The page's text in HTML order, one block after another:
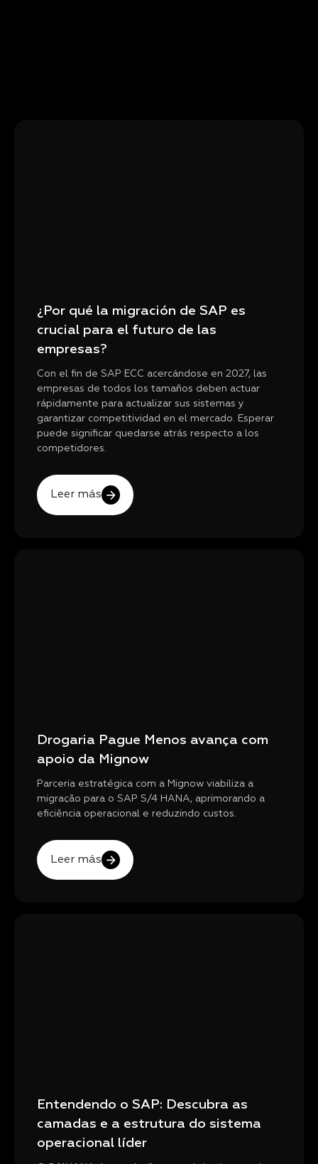
¿Por qué la migración de SAP es
crucial para el futuro de las
empresas?
Con el fin de SAP ECC acercándose en 2027, las
empresas de todos los tamaños deben actuar
rápidamente para actualizar sus sistemas y
garantizar competitividad en el mercado. Esperar
puede significar quedarse atrás respecto a los
competidores.
Leer más
Drogaria Pague Menos avança com
apoio da Mignow
Parceria estratégica com a Mignow viabiliza a
migração para o SAP S/4 HANA, aprimorando a
eficiência operacional e reduzindo custos.
Leer más
Entendendo o SAP: Descubra as
camadas e a estrutura do sistema
operacional líder